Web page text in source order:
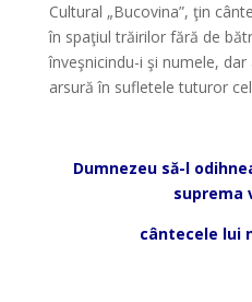
Cultural „Bucovina”, ţin
în spaţiul trăirilor fără de
înveşnicindu-i şi numele,
arsură în sufletele tuturor
Dumnezeu să-l
suprema
cântecele lui